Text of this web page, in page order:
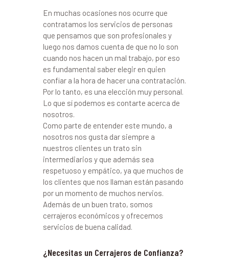
En muchas ocasiones nos ocurre que
contratamos los servicios de personas
que pensamos que son profesionales y
luego nos damos cuenta de que no lo son
cuando nos hacen un mal trabajo, por eso
es fundamental saber elegir en quien
confiar a la hora de hacer una contratación.
Por lo tanto, es una elección muy personal.
Lo que sí podemos es contarte acerca de
nosotros.
Como parte de entender este mundo, a
nosotros nos gusta dar siempre a
nuestros clientes un trato sin
intermediarios y que además sea
respetuoso y empático, ya que muchos de
los clientes que nos llaman están pasando
por un momento de muchos nervios.
Además de un buen trato, somos
cerrajeros económicos y ofrecemos
servicios de buena calidad.
¿Necesitas un Cerrajeros de Confianza?